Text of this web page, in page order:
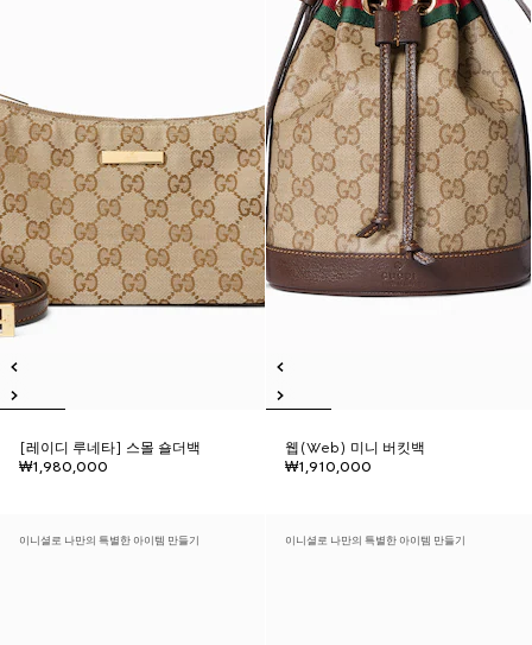
[레이디 루네타] 스몰 숄더백
₩1,980,000
웹(Web) 미니 버킷백
₩1,910,000
이니셜로 나만의 특별한 아이템 만들기 이니셜로 나만의 특별한 아이템 만들기